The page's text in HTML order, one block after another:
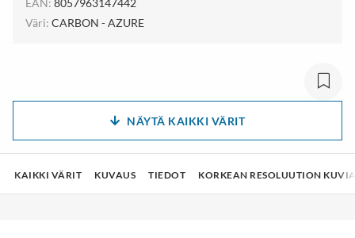
EAN: 8057963147442
Väri: CARBON - AZURE
NÄYTÄ KAIKKI VÄRIT
KAIKKI VÄRIT KUVAUS TIEDOT KORKEAN RESOLUUTION